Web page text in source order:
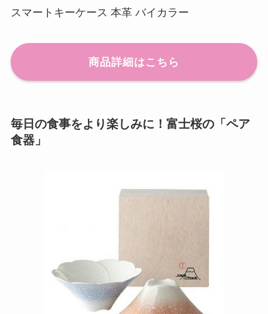
スマートキーケース 本革 バイカラー
商品詳細はこちら
毎日の食事をより楽しみに！富士桜の「ペア
食器」